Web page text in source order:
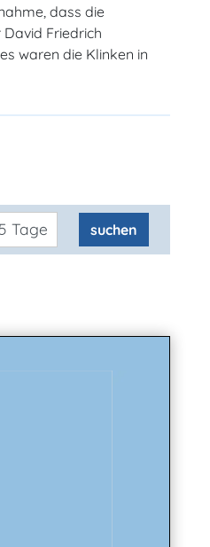
dass die
Friedrich
waren die Klinken in
Tage suchen